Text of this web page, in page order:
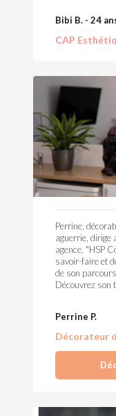
Bibi B. - 24
CAP
Perrine,
aguerrie,
agence, "HSP
savoir-faire et
de son
Découvrez son
Perrine P.
Décorateur